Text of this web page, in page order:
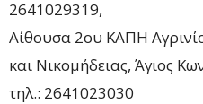
2641029319,
Αίθουσα 2ου ΚΑΠΗ
και Νικομήδειας, Άγιος
τηλ.: 2641023030